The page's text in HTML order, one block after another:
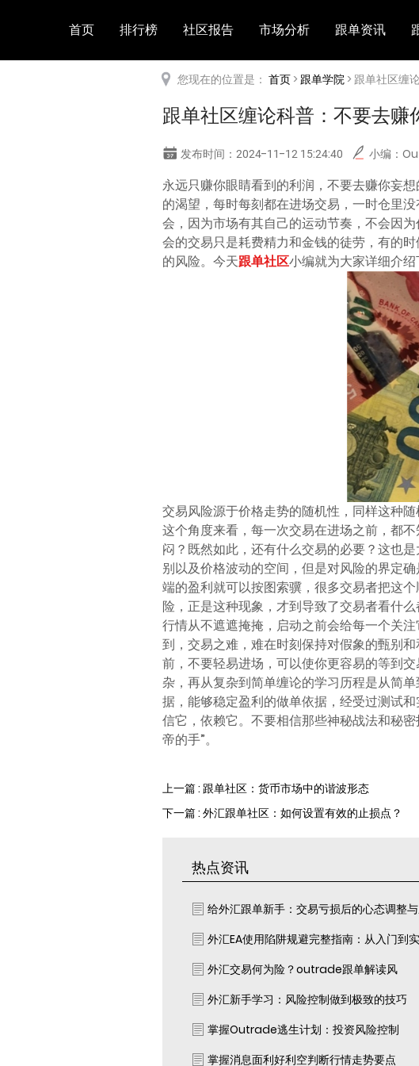
首页 排行榜 社区报告 市场分析 跟单资讯
您现在的位置是： 首页>跟单学院> 跟单社区缠
跟单社区缠论科普：不要去赚
发布时间：2024-11-12 15:24:40 小编：
永远只赚你眼睛看到的利润，不要去赚你妄
的渴望，每时每刻都在进场交易，一时仓里
会，因为市场有其自己的运动节奏，不会因
会的交易只是耗费精力和金钱的徒劳，有的
的风险。今天跟单社区小编就为大家详细介绍
交易风险源于价格走势的随机性，同样这种
这个角度来看，每一次交易在进场之前，都
闷？既然如此，还有什么交易的必要？这也
别以及价格波动的空间，但是对风险的界定
端的盈利就可以按图索骥，很多交易者把这
险，正是这种现象，才到导致了交易者看什
行情从不遮遮掩掩，启动之前会给每一个关
到，交易之难，难在时刻保持对假象的甄别
前，不要轻易进场，可以使你更容易的等到
杂，再从复杂到简单缠论的学习历程是从简
据，能够稳定盈利的做单依据，经受过测试
信它，依赖它。不要相信那些神秘战法和秘
帝的手”。
上一篇 : 跟单社区：货币市场中的谐波形态
下一篇 : 外汇跟单社区：如何设置有效的止损点？
热点资讯
给外汇跟单新手：交易亏损后的心态调整
外汇EA使用陷阱规避完整指南：从入门到实
外汇交易何为险？outrade跟单解读风
外汇新手学习：风险控制做到极致的技巧
掌握Outrade逃生计划：投资风险控制
掌握消息面利好利空判断行情走势要点